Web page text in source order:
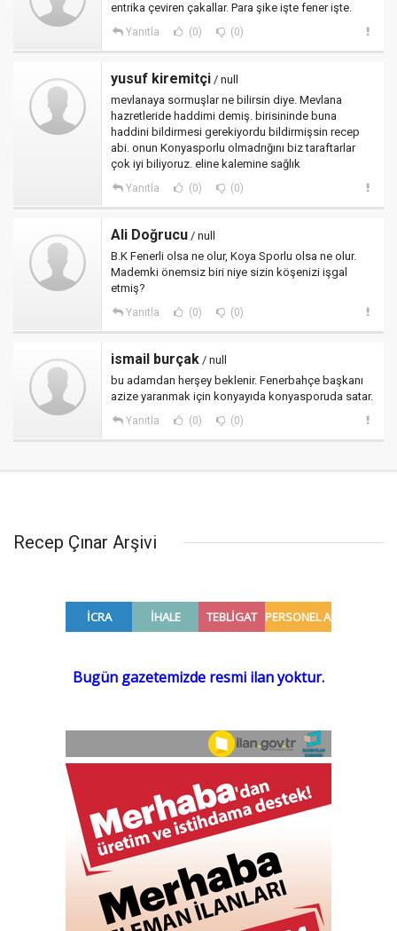
entrika çeviren çakallar. Para şike işte fener işte.
Yanıtla (0) (0)
yusuf kiremitçi / null
mevlanaya sormuşlar ne bilirsin diye. Mevlana
hazretleride haddimi demiş. birisininde buna
haddini bildirmesi gerekiyordu bildirmişsin recep
abi. onun Konyasporlu olmadrığını biz taraftarlar
çok iyi biliyoruz. eline kalemine sağlık
Yanıtla (0) (0)
Ali Doğrucu / null
B.K Fenerli olsa ne olur, Koya Sporlu olsa ne olur.
Mademki önemsiz biri niye sizin köşenizi işgal
etmiş?
Yanıtla (0) (0)
ismail burçak / null
bu adamdan herşey beklenir. Fenerbahçe başkanı
azize yaranmak için konyayıda konyasporuda satar.
Yanıtla (0) (0)
Recep Çınar Arşivi